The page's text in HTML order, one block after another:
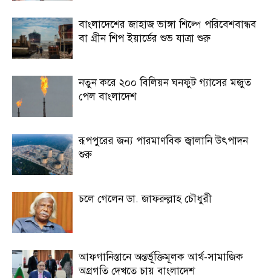
বাংলাদেশের জাহাজ ভাঙ্গা শিল্পে পরিবেশবান্ধব
বা গ্রীন শিপ ইয়ার্ডের শুভ যাত্রা শুরু
নতুন করে ২০০ বিলিয়ন ঘনফুট গ্যাসের মজুত
পেল বাংলাদেশ
রূপপুরের জন্য পারমাণবিক জ্বালানি উৎপাদন
শুরু
চলে গেলেন ডা. জাফরুল্লাহ চৌধুরী
আফগানিস্তানে অন্তর্ভূক্তিমূলক আর্থ-সামাজিক
অগ্রগতি দেখতে চায় বাংলাদেশ